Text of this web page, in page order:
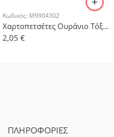
Κωδικός: M9904302
Χαρτοπετσέτες Ουράνιο Τόξο με Συννεφάκι – 20τμχ.
2,05 €
ΠΛΗΡΟΦΟΡΙΕΣ